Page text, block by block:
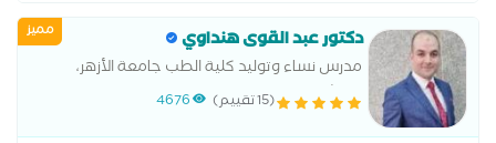
مميز دكتور عبد القوى هنداوي
مدرس نساء وتوليد كلية الطب جامعة الأزهر،
استشاري الحقن المجهري وطب الجنين
(15 تقييم) 4676